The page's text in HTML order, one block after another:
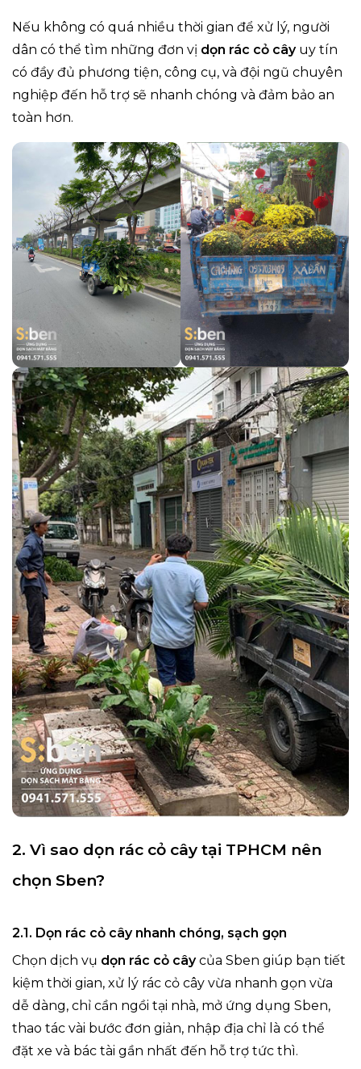
Nếu không có quá nhiều thời gian để xử lý, người
dân có thể tìm những đơn vị dọn rác cỏ câyuy tín
có đầy đủ phương tiện, công cụ, và đội ngũ chuyên
nghiệp đến hỗ trợ sẽ nhanh chóng và đảm bảo an
toàn hơn.
2. Vì sao dọn rác cỏ cây tại TPHCM nên
chọn Sben?
2.1. Dọn rác cỏ cây nhanh chóng, sạch gọn
Chọn dịch vụ dọn rác cỏ câycủa Sben giúp bạn tiết
kiệm thời gian, xử lý rác cỏ cây vừa nhanh gọn vừa
dễ dàng, chỉ cần ngồi tại nhà, mở ứng dụng Sben,
thao tác vài bước đơn giản, nhập địa chỉ là có thể
đặt xe và bác tài gần nhất đến hỗ trợ tức thì.